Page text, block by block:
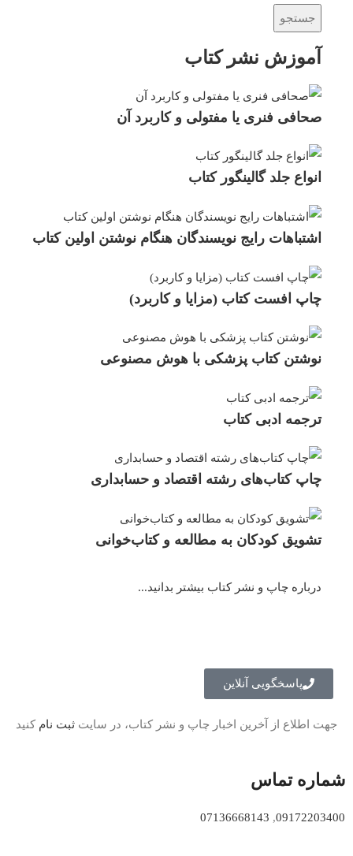
جستجو
آموزش نشر کتاب
صحافی فنری یا مفتولی و کاربرد آن
انواع جلد گالینگور کتاب
اشتباهات رایج نویسندگان هنگام نوشتن اولین کتاب
چاپ افست کتاب (مزایا و کاربرد)
نوشتن کتاب پزشکی با هوش مصنوعی
ترجمه ادبی کتاب
چاپ کتاب‌های رشته اقتصاد و حسابداری
تشویق کودکان به مطالعه و کتاب‌خوانی
درباره چاپ و نشر کتاب بیشتر بدانید...
پاسخگویی آنلاین
جهت اطلاع از آخرین اخبار چاپ و نشر کتاب، در سایتثبت نام کنید
شماره تماس
09172203400
,
07136668143